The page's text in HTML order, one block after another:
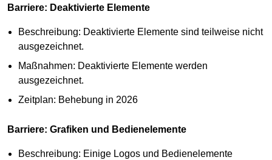
Barriere: Deaktivierte Elemente
Beschreibung: Deaktivierte Elemente sind teilweise nicht
ausgezeichnet.
Maßnahmen: Deaktivierte Elemente werden
ausgezeichnet.
Zeitplan: Behebung in 2026
Barriere: Grafiken und Bedienelemente
Beschreibung: Einige Logos und Bedienelemente